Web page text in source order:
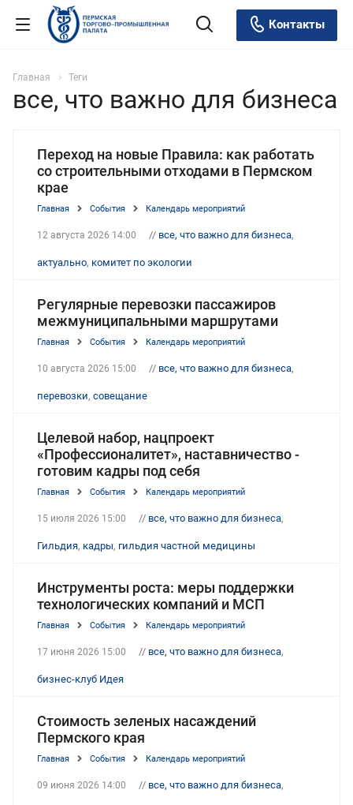
Контакты
Главная Теги
все, что важно для бизнеса
Переход на новые Правила: как работать
со строительными отходами в Пермском
крае
Главная События Календарь мероприятий
12 августа 2026 14:00 // все, что важно для бизнеса,
актуально, комитет по экологии
Регулярные перевозки пассажиров
межмуниципальными маршрутами
Главная События Календарь мероприятий
10 августа 2026 15:00 // все, что важно для бизнеса,
перевозки, совещание
Целевой набор, нацпроект
«Профессионалитет», наставничество -
готовим кадры под себя
Главная События Календарь мероприятий
15 июля 2026 15:00 // все, что важно для бизнеса,
Гильдия, кадры, гильдия частной медицины
Инструменты роста: меры поддержки
технологических компаний и МСП
Главная События Календарь мероприятий
17 июня 2026 15:00 // все, что важно для бизнеса,
бизнес-клуб Идея
Стоимость зеленых насаждений
Пермского края
Главная События Календарь мероприятий
09 июня 2026 14:00 // все, что важно для бизнеса,